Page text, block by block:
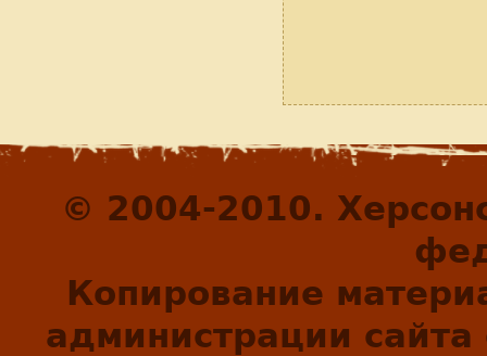
© 2004-2010.
Копирование
администрации